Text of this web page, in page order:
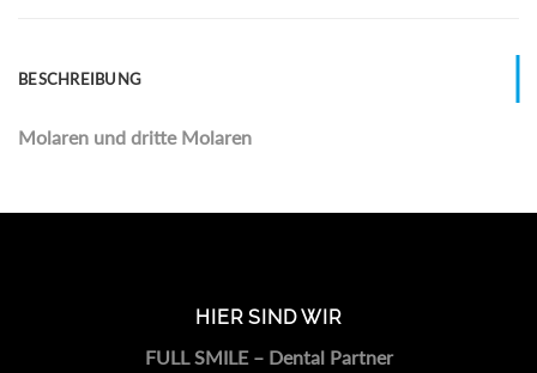
BESCHREIBUNG
Molaren und dritte Molaren
HIER SIND WIR
FULL SMILE – Dental Partner